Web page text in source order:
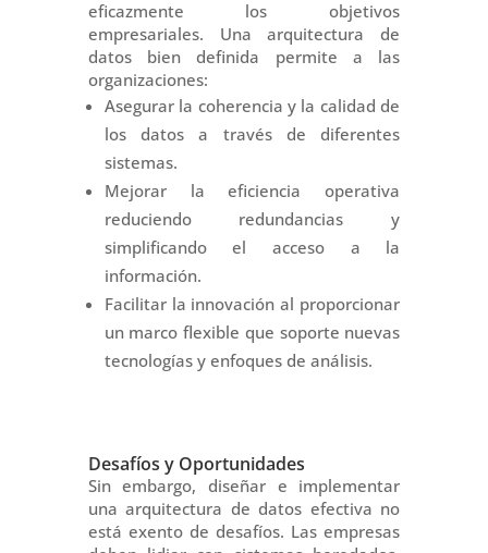
eficazmente los objetivos
empresariales. Una arquitectura de
datos bien definida permite a las
organizaciones:
Asegurar la coherencia y la calidad de
los datos a través de diferentes
sistemas.
Mejorar la eficiencia operativa
reduciendo redundancias y
simplificando el acceso a la
información.
Facilitar la innovación al proporcionar
un marco flexible que soporte nuevas
tecnologías y enfoques de análisis.
Desafíos y Oportunidades
Sin embargo, diseñar e implementar
una arquitectura de datos efectiva no
está exento de desafíos. Las empresas